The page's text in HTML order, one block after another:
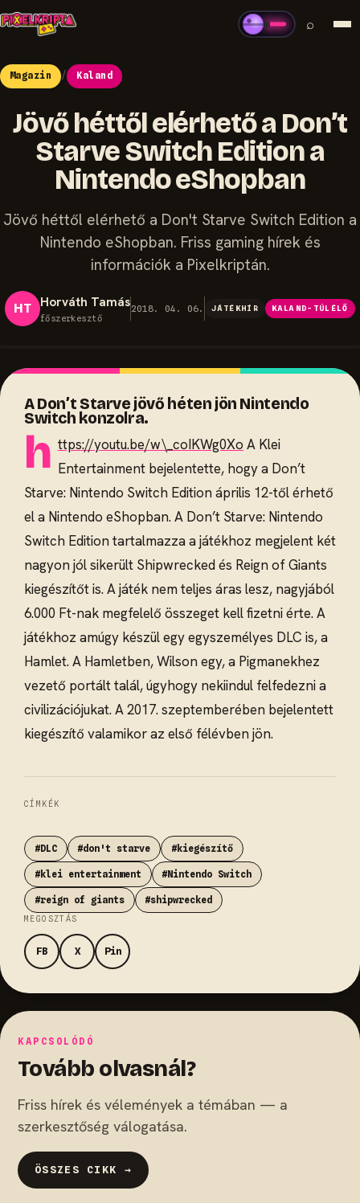
⌕
Magazin / Kaland
Jövő héttől elérhető a Don’t
Starve Switch Edition a
Nintendo eShopban
Jövő héttől elérhető a Don't Starve Switch Edition a
Nintendo eShopban. Friss gaming hírek és
információk a Pixelkriptán.
HT Horváth Tamás
főszerkesztő
2018. 04. 06. JÁTÉKHÍR KALAND-TÚLÉLŐ
A Don’t Starve jövő héten jön Nintendo
Switch konzolra.
h ttps://youtu.be/w\_coIKWg0Xo A Klei
Entertainment bejelentette, hogy a Don’t
Starve: Nintendo Switch Edition április 12-től érhető
el a Nintendo eShopban. A Don’t Starve: Nintendo
Switch Edition tartalmazza a játékhoz megjelent két
nagyon jól sikerült Shipwrecked és Reign of Giants
kiegészítőt is. A játék nem teljes áras lesz, nagyjából
6.000 Ft-nak megfelelő összeget kell fizetni érte. A
játékhoz amúgy készül egy egyszemélyes DLC is, a
Hamlet. A Hamletben, Wilson egy, a Pigmanekhez
vezető portált talál, úgyhogy nekiindul felfedezni a
civilizációjukat. A 2017. szeptemberében bejelentett
kiegészítő valamikor az első félévben jön.
CÍMKÉK
#DLC #don't starve #kiegészítő
#klei entertainment #Nintendo Switch
#reign of giants #shipwrecked
MEGOSZTÁS
FB X Pin
KAPCSOLÓDÓ
Tovább olvasnál?
Friss hírek és vélemények a témában — a
szerkesztőség válogatása.
ÖSSZES CIKK →